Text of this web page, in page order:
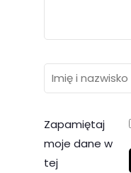
Zapamiętaj
moje dane w
tej